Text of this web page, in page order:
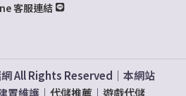
客服連結
All Rights Reserved｜本網站
置維護｜ 代儲推薦｜ 遊戲代儲